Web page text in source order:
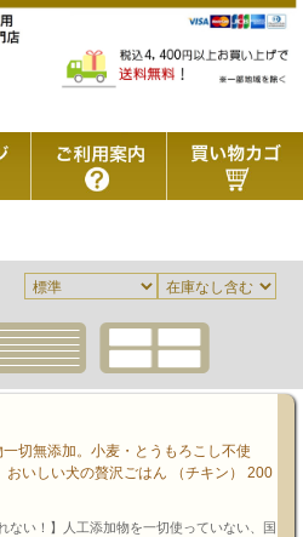
一切無添加。小麦・とうもろこし不使
いしい犬の贅沢ごはん （チキン） 200
ない！】人工添加物を一切使っていない、国